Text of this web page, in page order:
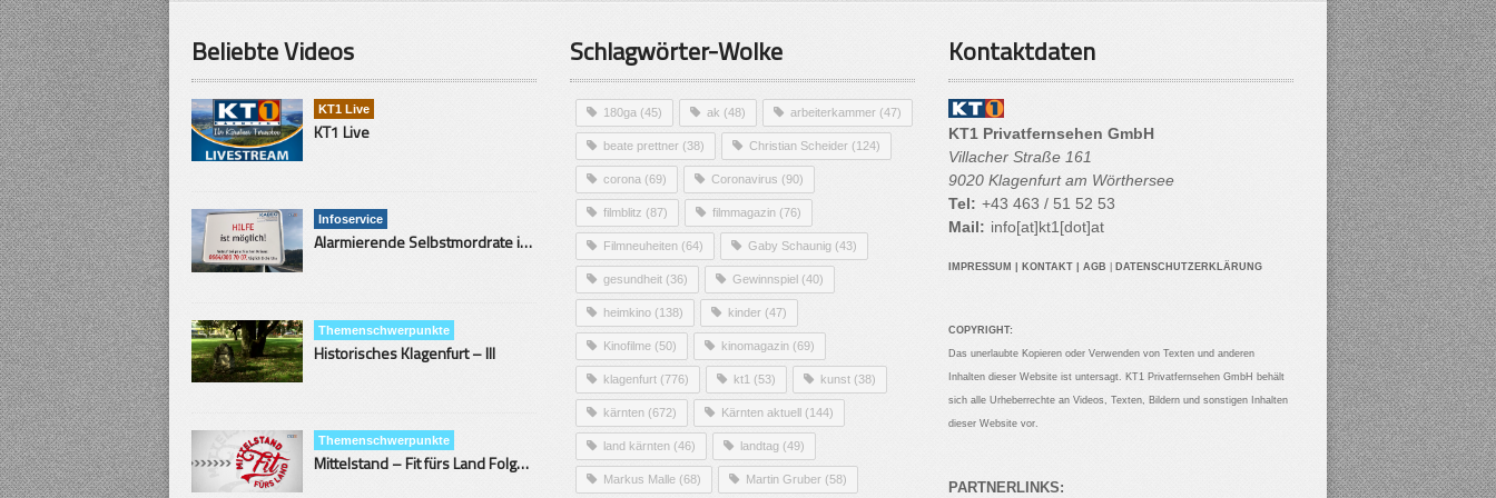
Beliebte Videos
KT1 Live
KT1 Live
Infoservice
Alarmierende Selbstmordrate in Kärnten
Themenschwerpunkte
Historisches Klagenfurt – III
Themenschwerpunkte
Mittelstand – Fit fürs Land Folge 9- Konditor
Schlagwörter-Wolke
180ga (45) ak (48) arbeiterkammer (47)
beate prettner (38) Christian Scheider (124)
corona (69) Coronavirus (90)
filmblitz (87) filmmagazin (76)
Filmneuheiten (64) Gaby Schaunig (43)
gesundheit (36) Gewinnspiel (40)
heimkino (138) kinder (47)
Kinofilme (50) kinomagazin (69)
klagenfurt (776) kt1 (53) kunst (38)
kärnten (672) Kärnten aktuell (144)
land kärnten (46) landtag (49)
Markus Malle (68) Martin Gruber (58)
Kontaktdaten
KT1 Privatfernsehen GmbH
Villacher Straße 161
9020 Klagenfurt am Wörthersee
Tel: +43 463 / 51 52 53
Mail: info[at]kt1[dot]at
IMPRESSUM KONTAKT AGB DATENSCHUTZERKLÄRUNG
COPYRIGHT:
Das unerlaubte Kopieren oder Verwenden von Texten und anderen
Inhalten dieser Website ist untersagt. KT1 Privatfernsehen GmbH behält
sich alle Urheberrechte an Videos, Texten, Bildern und sonstigen Inhalten
dieser Website vor.
PARTNERLINKS: